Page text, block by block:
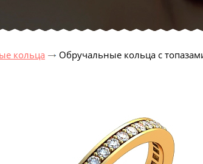
кольца Обручальные кольца с